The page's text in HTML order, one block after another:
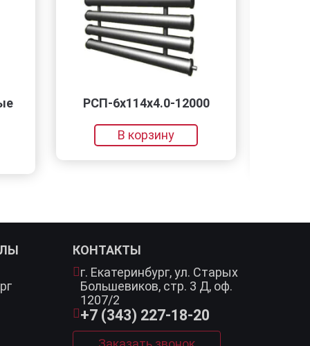
РСП-6x114x4.0-12000
Горячекатаный
КОНТАКТЫ
г. Екатеринбург,ул. Старых
Большевиков, стр. 3 Д, оф.
1207/2
+7 (343) 227-18-20